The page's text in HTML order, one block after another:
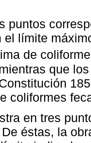
puntos
el límite
de
que
coliformes
en tres
éstas, la